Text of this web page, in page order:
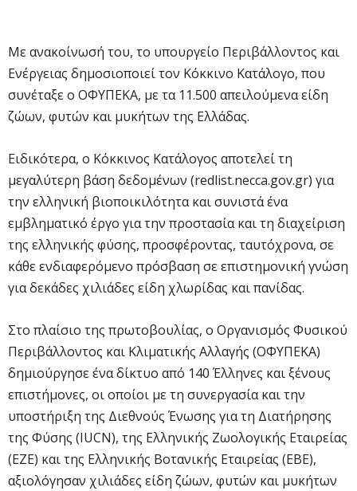
Με ανακοίνωσή του, το υπουργείο Περιβάλλοντος και
Ενέργειας δημοσιοποιεί τον Κόκκινο Κατάλογο, που
συνέταξε ο ΟΦΥΠΕΚΑ, με τα 11.500 απειλούμενα είδη
ζώων, φυτών και μυκήτων της Ελλάδας.
Ειδικότερα, ο Κόκκινος Κατάλογος αποτελεί τη
μεγαλύτερη βάση δεδομένων (redlist.necca.gov.gr) για
την ελληνική βιοποικιλότητα και συνιστά ένα
εμβληματικό έργο για την προστασία και τη διαχείριση
της ελληνικής φύσης, προσφέροντας, ταυτόχρονα, σε
κάθε ενδιαφερόμενο πρόσβαση σε επιστημονική γνώση
για δεκάδες χιλιάδες είδη χλωρίδας και πανίδας.
Στο πλαίσιο της πρωτοβουλίας, ο Οργανισμός Φυσικού
Περιβάλλοντος και Κλιματικής Αλλαγής (ΟΦΥΠΕΚΑ)
δημιούργησε ένα δίκτυο από 140 Έλληνες και ξένους
επιστήμονες, οι οποίοι με τη συνεργασία και την
υποστήριξη της Διεθνούς Ένωσης για τη Διατήρησης
της Φύσης (IUCN), της Ελληνικής Ζωολογικής Εταιρείας
(ΕΖΕ) και της Ελληνικής Βοτανικής Εταιρείας (ΕΒΕ),
αξιολόγησαν χιλιάδες είδη ζώων, φυτών και μυκήτων